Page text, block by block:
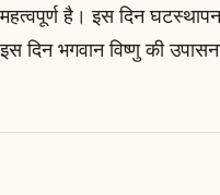
महत्वपूर्ण है। इस दिन
इस दिन भगवान विष्णु की